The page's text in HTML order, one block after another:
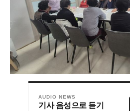
AUDIO NEWS
기사 음성으로 듣기